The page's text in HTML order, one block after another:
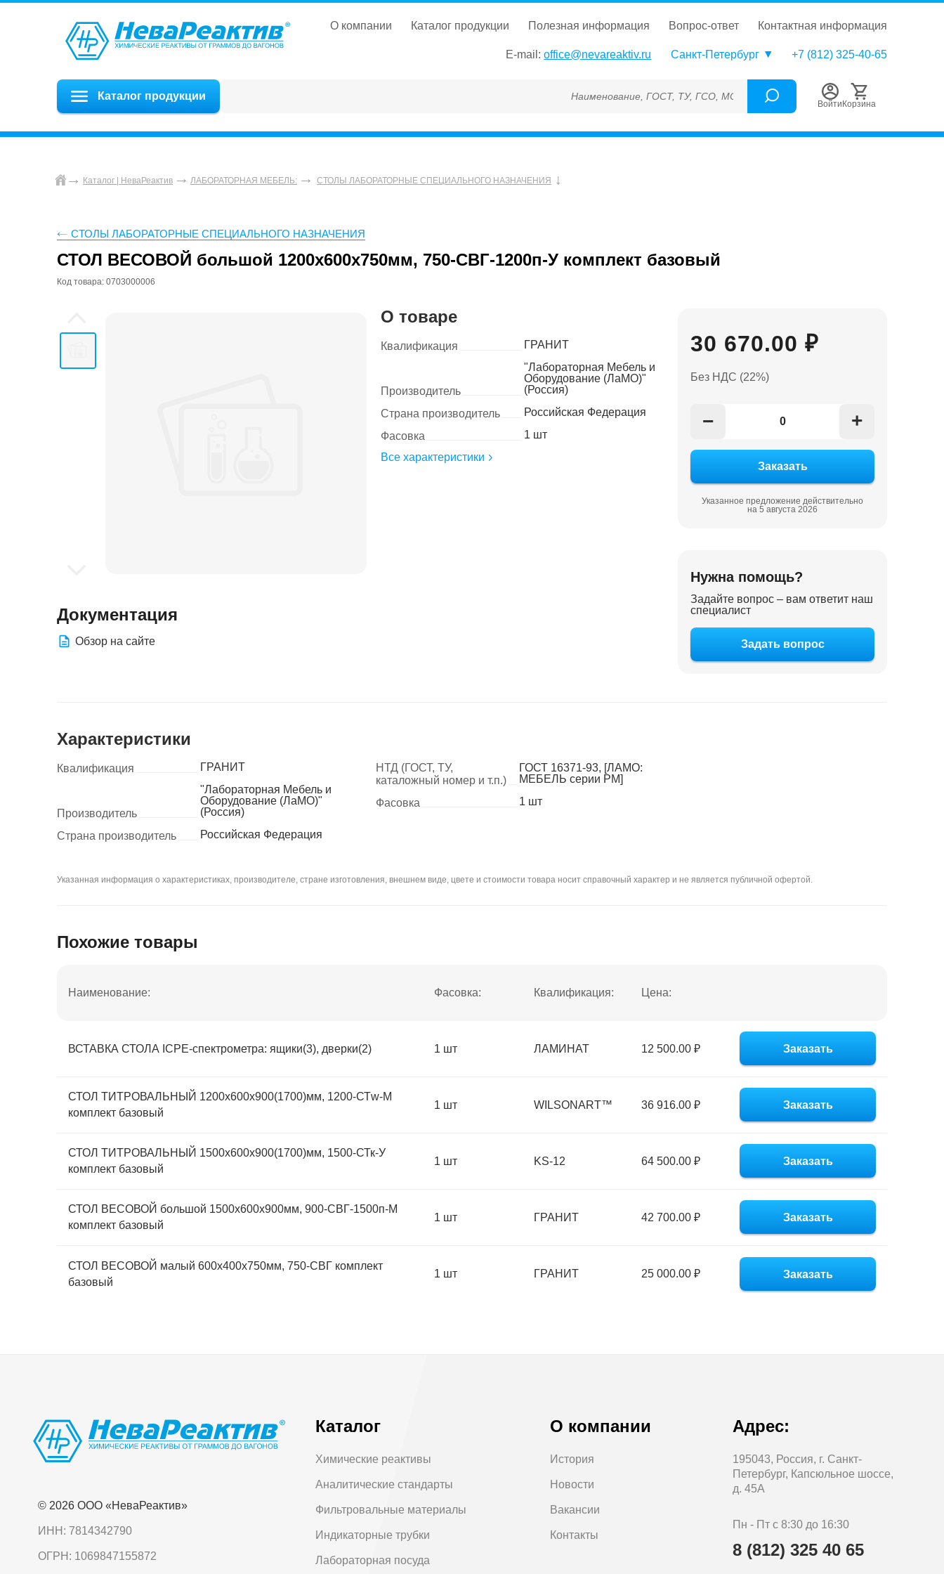
о компании каталог продукции полезная информация вопрос-ответ контактная информация
E-mail: office@nevareaktiv.ru Санкт-Петербург +7 (812) 325-40-65
Каталог продукции Наименование, ГОСТ, ТУ, ГСО, МСО, ОСО, СОП, ГРСИ, Каталожный номер (Артикул),
Войти Корзина
Каталог | НеваРеактив ЛАБОРАТОРНАЯ МЕБЕЛЬ: СТОЛЫ ЛАБОРАТОРНЫЕ СПЕЦИАЛЬНОГО НАЗНАЧЕНИЯ
СТОЛЫ ЛАБОРАТОРНЫЕ СПЕЦИАЛЬНОГО НАЗНАЧЕНИЯ
СТОЛ ВЕСОВОЙ большой 1200х600х750мм, 750-СВГ-1200п-У комплект базовый
Код товара: 0703000006
30 670.00 ₽
Без НДС (22%)
− +
Указанное предложение действительно
на 5 августа 2026
О товаре
Квалификация ГРАНИТ
Производитель
"Лабораторная Мебель и
Оборудование (ЛаМО)"
(Россия)
Страна производитель
Российская Федерация
Фасовка
1 шт
Все характеристики
Документация
Обзор на сайте
Нужна помощь?
Задайте вопрос – вам ответит наш
специалист
Задать вопрос
Характеристики
Квалификация ГРАНИТ
Производитель
"Лабораторная Мебель и
Оборудование (ЛаМО)"
(Россия)
Страна производитель
Российская Федерация
НТД (ГОСТ, ТУ,
каталожный номер и т.п.)
ГОСТ 16371-93, [ЛАМО:
МЕБЕЛЬ серии РМ]
Фасовка
1 шт
Указанная информация о характеристиках, производителе, стране изготовления, внешнем виде, цвете и стоимости товара носит справочный характер и не является публичной офертой.
Похожие товары
Наименование: Фасовка: Квалификация: Цена:
ВСТАВКА СТОЛА ICPE-спектрометра: ящики(3), дверки(2) 1 шт ЛАМИНАТ 12 500.00 ₽ Заказать
СТОЛ ТИТРОВАЛЬНЫЙ 1200х600х900(1700)мм, 1200-СТw-М
комплект базовый
1 шт WILSONART™ 36 916.00 ₽ Заказать
СТОЛ ТИТРОВАЛЬНЫЙ 1500х600х900(1700)мм, 1500-СТк-У
комплект базовый
1 шт KS-12 64 500.00 ₽ Заказать
СТОЛ ВЕСОВОЙ большой 1500х600х900мм, 900-СВГ-1500п-М
комплект базовый
1 шт ГРАНИТ 42 700.00 ₽ Заказать
СТОЛ ВЕСОВОЙ малый 600х400х750мм, 750-СВГ комплект
базовый
1 шт ГРАНИТ 25 000.00 ₽ Заказать
© 2026 OOO «НеваРеактив»
ИНН: 7814342790
ОГРН: 1069847155872
Каталог
Химические реактивы
Аналитические стандарты
Фильтровальные материалы
Индикаторные трубки
Лабораторная посуда
О компании
История
Новости
Вакансии
Контакты
Адрес:
195043, Россия, г. Санкт-
Петербург, Капсюльное шоссе,
д. 45А
Пн - Пт с 8:30 до 16:30
8 (812) 325 40 65